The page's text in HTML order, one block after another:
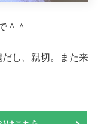
＾＾
し、親切。また来